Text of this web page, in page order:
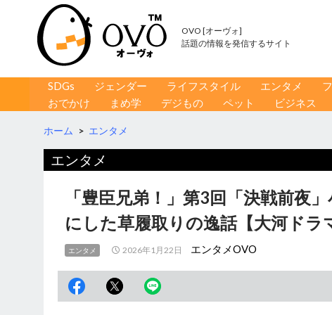
OVO [オーヴォ]
話題の情報を発信するサイト
コンテンツへ移動
SDGs ジェンダー ライフスタイル エンタメ
おでかけ
まめ学 デジもの ペット ビジネス
ホーム > エンタメ
エンタメ
「豊臣兄弟！」第3回「決戦前夜
にした草履取りの逸話【大河ドラ
エンタメ 2026年1月22日 エンタメOVO